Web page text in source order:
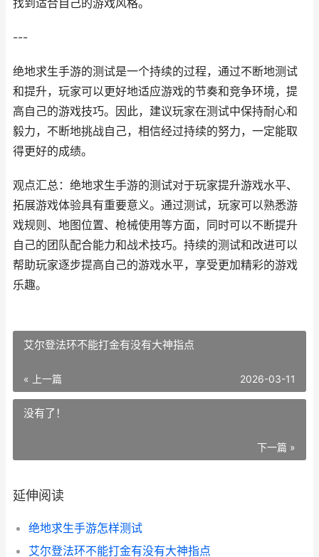
找到适合自己的游戏风格。
---
绝地求生手游的测试是一个持续的过程，通过不断地测试
和提升，玩家可以更好地适应游戏的节奏和竞争环境，提
高自己的游戏技巧。因此，建议玩家在测试中保持耐心和
毅力，不断地挑战自己，相信经过持续的努力，一定能取
得更好的成绩。
观点汇总：绝地求生手游的测试对于玩家提升游戏水平、
拓展游戏体验具有重要意义。通过测试，玩家可以熟悉游
戏规则、地图位置、枪械使用等方面，同时可以不断提升
自己的团队配合能力和战术技巧。持续的测试和改进可以
帮助玩家逐步提高自己的游戏水平，享受更加精彩的游戏
乐趣。
艾尔登法环不能打金有没有大神指点
« 上一篇 2026-03-11
没有了！
下一篇 »
延伸阅读
绝地求生手游怎样测试
艾尔登法环不能打金有没有大神指点